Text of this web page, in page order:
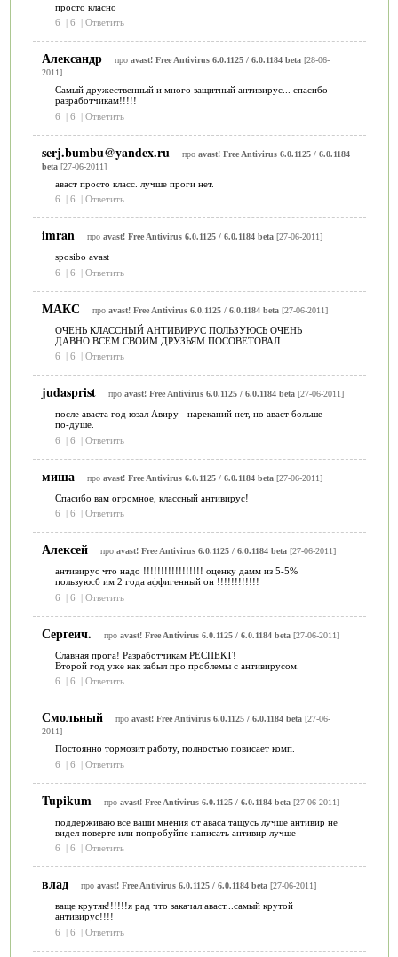
просто класно
6
| 6 | Ответить
Александр про avast! Free Antivirus 6.0.1125 / 6.0.1184 beta[28-06-
2011]
Самый дружественный и много защитный антивирус... спасибо
разработчикам!!!!!
6
| 6 | Ответить
serj.bumbu@yandex.ru про avast! Free Antivirus 6.0.1125 / 6.0.1184
beta[27-06-2011]
аваст просто класс. лучше проги нет.
6
| 6 | Ответить
imran про avast! Free Antivirus 6.0.1125 / 6.0.1184 beta[27-06-2011]
sposibo avast
6
| 6 | Ответить
МАКС про avast! Free Antivirus 6.0.1125 / 6.0.1184 beta[27-06-2011]
ОЧЕНЬ КЛАССНЫЙ АНТИВИРУС ПОЛЬЗУЮСЬ ОЧЕНЬ
ДАВНО.ВСЕМ СВОИМ ДРУЗЬЯМ ПОСОВЕТОВАЛ.
6
| 6 | Ответить
judasprist про avast! Free Antivirus 6.0.1125 / 6.0.1184 beta[27-06-2011]
после аваста год юзал Авиру - нареканий нет, но аваст больше
по-душе.
6
| 6 | Ответить
миша про avast! Free Antivirus 6.0.1125 / 6.0.1184 beta[27-06-2011]
Спасибо вам огромное, классный антивирус!
6
| 6 | Ответить
Алексей про avast! Free Antivirus 6.0.1125 / 6.0.1184 beta[27-06-2011]
антивирус что надо !!!!!!!!!!!!!!!!! оценку дамм из 5-5%
пользуюсб им 2 года аффигенный он !!!!!!!!!!!!
6
| 6 | Ответить
Сергеич. про avast! Free Antivirus 6.0.1125 / 6.0.1184 beta[27-06-2011]
Славная прога! Разработчикам РЕСПЕКТ!
Второй год уже как забыл про проблемы с антивирусом.
6
| 6 | Ответить
Смольный про avast! Free Antivirus 6.0.1125 / 6.0.1184 beta[27-06-
2011]
Постоянно тормозит работу, полностью повисает комп.
6
| 6 | Ответить
Tupikum про avast! Free Antivirus 6.0.1125 / 6.0.1184 beta[27-06-2011]
поддерживаю все ваши мнения от аваса тащусь лучше антивир не
видел поверте или попробуйпе написать антивир лучше
6
| 6 | Ответить
влад про avast! Free Antivirus 6.0.1125 / 6.0.1184 beta[27-06-2011]
ваще крутяк!!!!!!я рад что закачал аваст...самый крутой
антивирус!!!!
6
| 6 | Ответить